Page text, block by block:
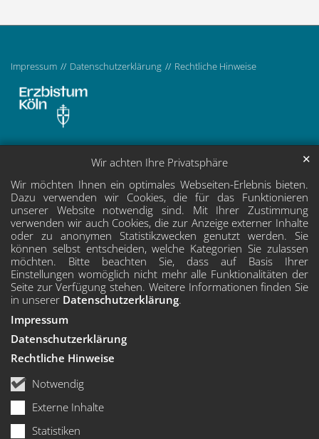
Wir achten Ihre Privatsphäre
Wir möchten Ihnen ein optimales Webseiten-Erlebnis bieten.
Dazu verwenden wir Cookies, die für das Funktionieren
unserer Website notwendig sind. Mit Ihrer Zustimmung
verwenden wir auch Cookies, die zur Anzeige externer Inhalte
oder zu anonymen Statistikzwecken genutzt werden. Sie
können selbst entscheiden, welche Kategorien Sie zulassen
möchten. Bitte beachten Sie, dass auf Basis Ihrer
Einstellungen womöglich nicht mehr alle Funktionalitäten der
Seite zur Verfügung stehen. Weitere Informationen finden Sie
in unserer Datenschutzerklärung.
Notwendig
Externe Inhalte
Statistiken
✕
Impressum
Datenschutzerklärung
Rechtliche Hinweise
Impressum Datenschutzerklärung Rechtliche Hinweise